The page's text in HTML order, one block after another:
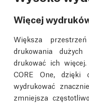
Więcej
Większa
drukowania
drukować ich
CORE One, dzięki
wydrukować
zmniejsza